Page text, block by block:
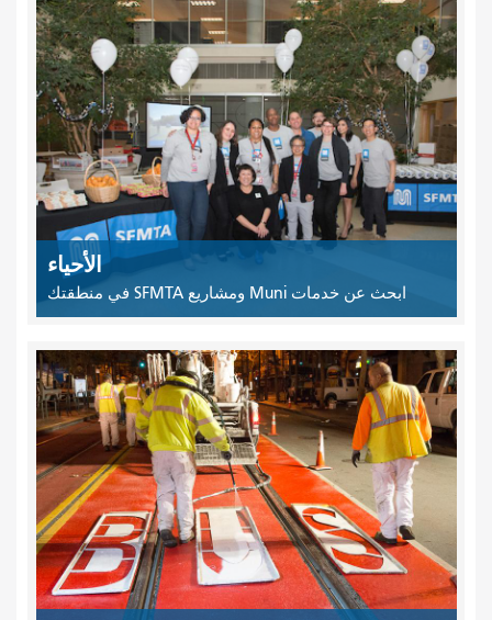
الأحياء
ابحث عن خدمات Muni ومشاريع SFMTA في منطقتك